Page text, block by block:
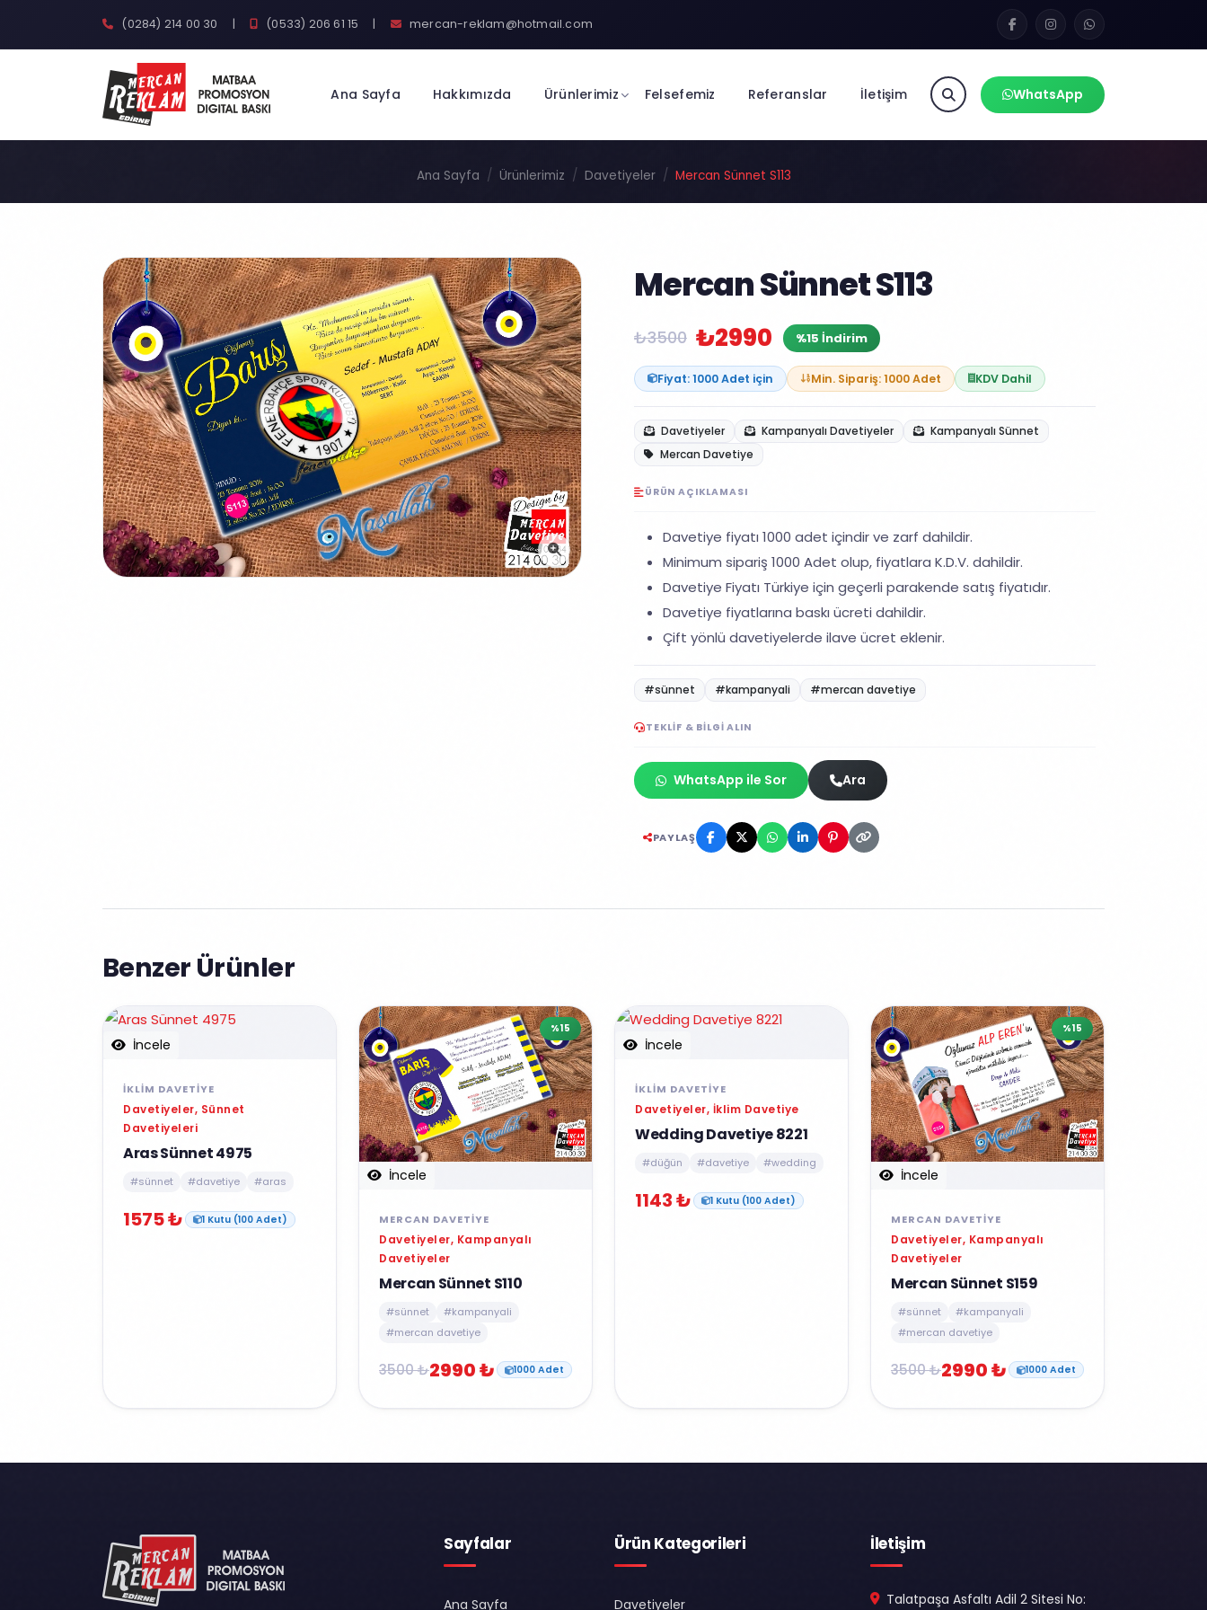
(0284) 214 00 30 | (0533) 206 61 15 | mercan-reklam@hotmail.com
Ana Sayfa Hakkımızda Ürünlerimiz Felsefemiz Referanslar İletişim WhatsApp
Ana Sayfa Ürünlerimiz Davetiyeler Mercan Sünnet S113
Mercan Sünnet S113
₺3500 ₺2990 %15 İndirim
Fiyat: 1000 Adet için Min. Sipariş: 1000 Adet KDV Dahil
Davetiyeler Kampanyalı Davetiyeler
Kampanyalı Sünnet
Mercan Davetiye
ÜRÜN AÇIKLAMASI
Davetiye fiyatı 1000 adet içindir ve zarf dahildir.
Minimum sipariş 1000 Adet olup, fiyatlara K.D.V. dahildir.
Davetiye Fiyatı Türkiye için geçerli parakende satış fiyatıdır.
Davetiye fiyatlarına baskı ücreti dahildir.
Çift yönlü davetiyelerde ilave ücret eklenir.
#sünnet #kampanyali #mercan davetiye
TEKLIF & BILGI ALIN
WhatsApp ile Sor Ara
PAYLAŞ
Benzer Ürünler
İncele
İKLIM DAVETIYE
Davetiyeler, Sünnet
Davetiyeleri
Aras Sünnet 4975
#sünnet #davetiye #aras
1575 ₺ 1 Kutu (100 Adet)
İncele
%15
MERCAN DAVETIYE
Davetiyeler, Kampanyalı
Davetiyeler
Mercan Sünnet S110
#sünnet
#kampanyali
#mercan davetiye
3500 ₺2990 ₺ 1000 Adet
İncele
İKLIM DAVETIYE
Davetiyeler, İklim Davetiye
Wedding Davetiye 8221
#düğün #davetiye #wedding
1143 ₺ 1 Kutu (100 Adet)
İncele
%15
MERCAN DAVETIYE
Davetiyeler, Kampanyalı
Davetiyeler
Mercan Sünnet S159
#sünnet
#kampanyali
#mercan davetiye
3500 ₺2990 ₺ 1000 Adet
Sayfalar
Ana Sayfa
Ürün Kategorileri
Davetiyeler
İletişim
Talatpaşa Asfaltı Adil 2 Sitesi No: